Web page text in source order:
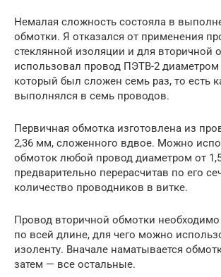
Немалая сложность состояла в
обмотки. Я отказался от применения
стеклянной изоляции и для вторичной
использовал провод ПЭТВ-2
который был сложен семь раз, то есть
выполнялся в семь проводов.
Первичная обмотка изготовлена из
2,36 мм, сложенного вдвое. Можно
обмоток любой провод диаметром от
предварительно перерасчитав по его
количество проводников в витке.
Провод вторичной обмотки
по всей длине, для чего можно
изоленту. Вначале наматывается
затем — все остальные.